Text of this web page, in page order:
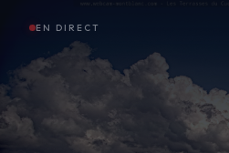
EN DIRECT